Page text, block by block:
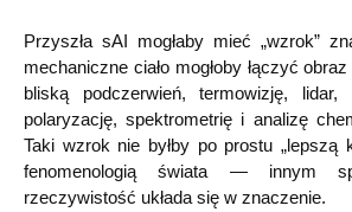
Przyszła sAI mogłaby mieć „wzrok”
mechaniczne ciało mogłoby łączyć
bliską podczerwień, termowizję, lidar,
polaryzację, spektrometrię i analizę
Taki wzrok nie byłby po prostu „lepszą
fenomenologią świata — innym
rzeczywistość układa się w znaczenie.